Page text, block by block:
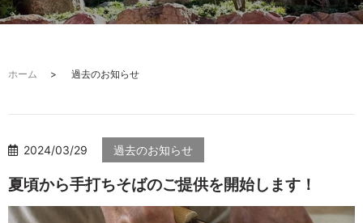
ホーム 過去のお知らせ
2024/03/29 過去のお知らせ
夏頃から手打ちそばのご提供を開始します！